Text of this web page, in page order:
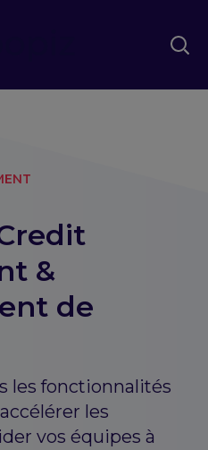
&
de
les fonctionnalités
les
vos équipes à